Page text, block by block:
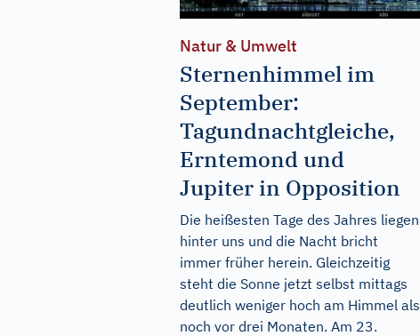
Natur & Umwelt
Sternenhimmel im
September:
Tagundnachtgleiche,
Erntemond und
Jupiter in Opposition
Die heißesten Tage des Jahres liegen
hinter uns und die Nacht bricht
immer früher herein. Gleichzeitig
steht die Sonne jetzt selbst mittags
deutlich weniger hoch am Himmel als
noch vor drei Monaten. Am 23.